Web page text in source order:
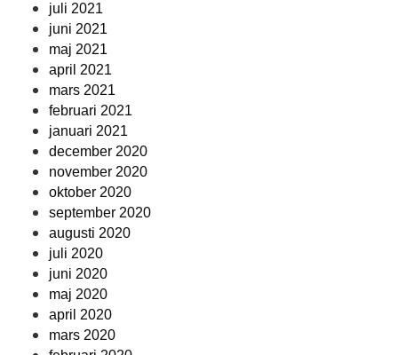
juli 2021
juni 2021
maj 2021
april 2021
mars 2021
februari 2021
januari 2021
december 2020
november 2020
oktober 2020
september 2020
augusti 2020
juli 2020
juni 2020
maj 2020
april 2020
mars 2020